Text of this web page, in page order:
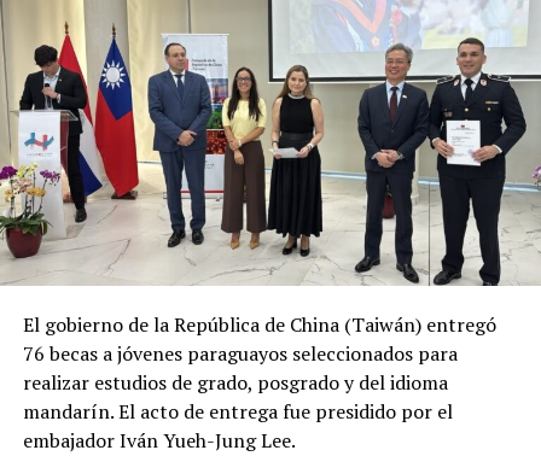
El gobierno de la República de China (Taiwán) entregó
76 becas a jóvenes paraguayos seleccionados para
realizar estudios de grado, posgrado y del idioma
mandarín. El acto de entrega fue presidido por el
embajador Iván Yueh-Jung Lee.